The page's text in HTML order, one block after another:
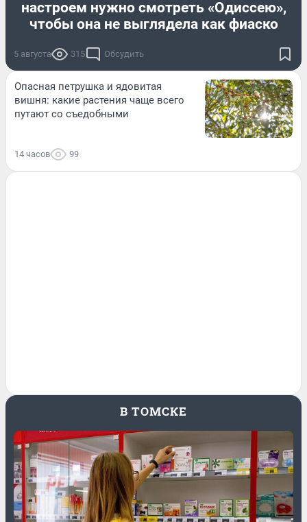
настроем нужно смотреть «Одиссею»,
чтобы она не выглядела как фиаско
5 августа 315 Обсудить
Опасная петрушка и ядовитая
вишня: какие растения чаще всего
путают со съедобными
14 часов 99
В ТОМСКЕ